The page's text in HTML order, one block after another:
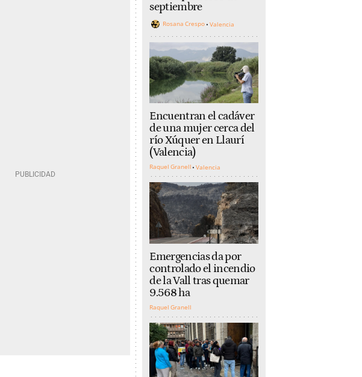
septiembre
Rosana Crespo Valencia
Encuentran el cadáver
de una mujer cerca del
río Xúquer en Llaurí
(Valencia)
Raquel Granell Valencia
Emergencias da por
controlado el incendio
de la Vall tras quemar
9.568 ha
Raquel Granell